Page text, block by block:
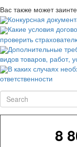
Вас также может
Конкурсная
Какие условия
проверить
Дополнительные
видов товаров, работ,
В каких случаях
ответственности
Search
8